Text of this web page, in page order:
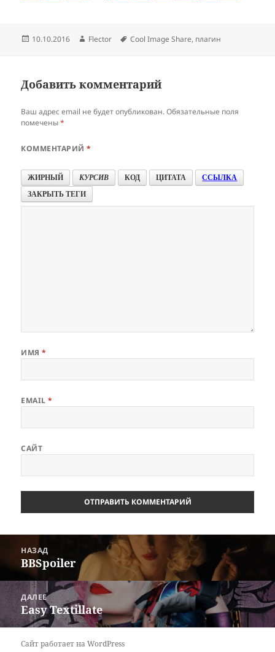
Опубликовано Автор
Flector Метки
Cool Image Share, плагин
Добавить комментарий
Ваш адрес email не будет опубликован. Обязательные поля
помечены*
КОММЕНТАРИЙ*
ЖИРНЫЙ КУРСИВ КОД ЦИТАТА
ССЫЛКА
ЗАКРЫТЬ ТЕГИ
ИМЯ*
EMAIL*
САЙТ
записям
НАЗАД
Предыдущая
запись:
BBSpoiler
ДАЛЕЕ
Следующая
запись:
Easy Textillate
Сайт работает на WordPress